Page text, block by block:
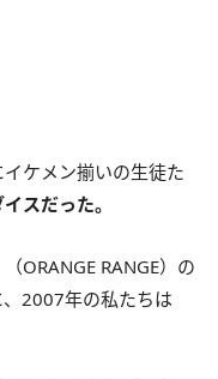
ケメン揃いの生徒た
スだった。
ORANGE RANGE）の
2007年の私たちは